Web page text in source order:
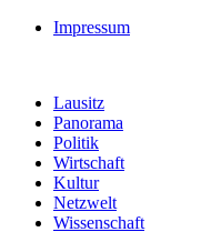
Impressum
Lausitz
Panorama
Politik
Wirtschaft
Kultur
Netzwelt
Wissenschaft